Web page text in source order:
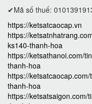
✔Mã số thuế:
https://ketsatcaocap.vn
https://
ks140-thanh-hoa
https://ketsathanoi.com/
thanh-hoa
https://
thanh-hoa
https://ketsatsaigon.com/